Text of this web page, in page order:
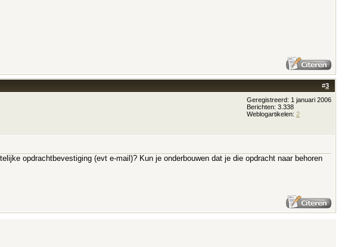
#3
Geregistreerd: 1 januari 2006
Berichten: 3.338
Weblogartikelen: 2
opdrachtbevestiging (evt e-mail)? Kun je onderbouwen dat je die opdracht naar behoren